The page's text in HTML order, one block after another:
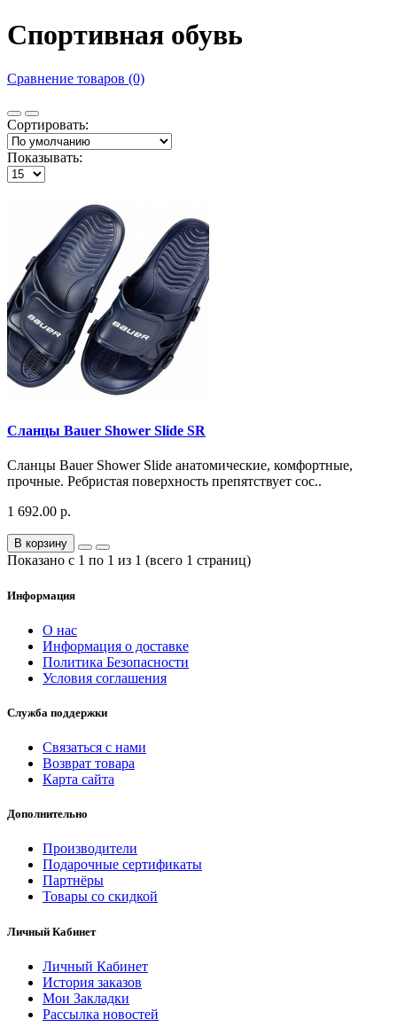
Спортивная обувь
Сравнение товаров (0)
Сортировать:
Показывать:
Сланцы Bauer Shower Slide SR
Сланцы Bauer Shower Slide анатомические, комфортные,
прочные. Ребристая поверхность препятствует сос..
1 692.00 р.
В корзину
Показано с 1 по 1 из 1 (всего 1 страниц)
Информация
О нас
Информация о доставке
Политика Безопасности
Условия соглашения
Служба поддержки
Связаться с нами
Возврат товара
Карта сайта
Дополнительно
Производители
Подарочные сертификаты
Партнёры
Товары со скидкой
Личный Кабинет
Личный Кабинет
История заказов
Мои Закладки
Рассылка новостей